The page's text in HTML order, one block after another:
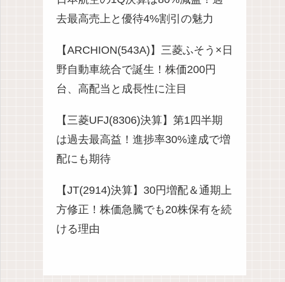
去最高売上と優待4%割引の魅力
【ARCHION(543A)】三菱ふそう×日
野自動車統合で誕生！株価200円
台、高配当と成長性に注目
【三菱UFJ(8306)決算】第1四半期
は過去最高益！進捗率30%達成で増
配にも期待
【JT(2914)決算】30円増配＆通期上
方修正！株価急騰でも20株保有を続
ける理由